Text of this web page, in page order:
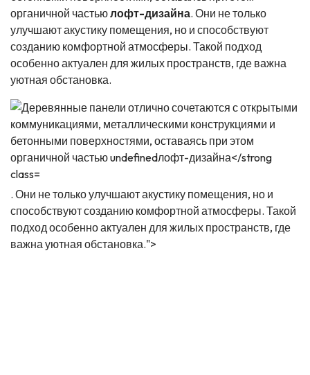
органичной частьюлофт-дизайна. Они не только
улучшают акустику помещения, но и способствуют
созданию комфортной атмосферы. Такой подход
особенно актуален для жилых пространств, где важна
уютная обстановка.
. Они не только улучшают акустику помещения, но и
способствуют созданию комфортной атмосферы. Такой
подход особенно актуален для жилых пространств, где
важна уютная обстановка.">